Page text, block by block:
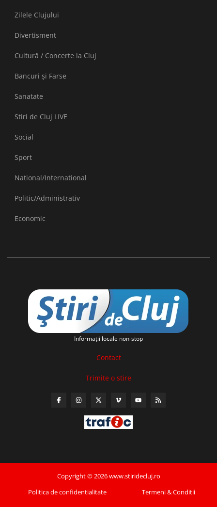
Zilele Clujului
Divertisment
Cultură / Concerte la Cluj
Bancuri și Farse
Sanatate
Stiri de Cluj LIVE
Social
Sport
National/International
Politic/Administrativ
Economic
Informaţii locale non-stop
Contact
Trimite o stire
Copyright © 2026 www.stiridecluj.ro
Politica de confidentialitate
Termeni & Conditii